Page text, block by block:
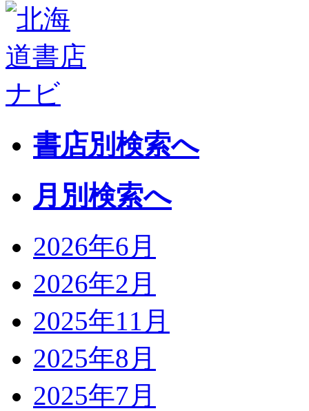
書店別検索へ
月別検索へ
2026年6月
2026年2月
2025年11月
2025年8月
2025年7月